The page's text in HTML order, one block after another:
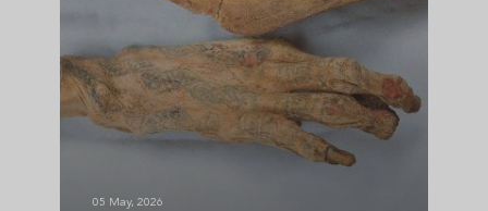
05 May, 2026